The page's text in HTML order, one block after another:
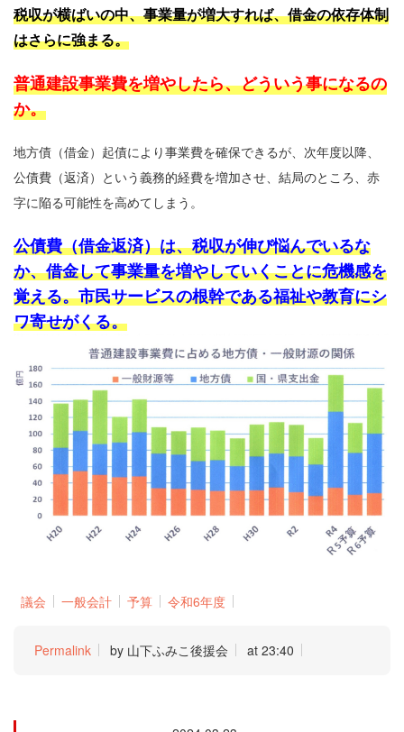
税収が横ばいの中、事業量が増大すれば、借金の依存体制
はさらに強まる。
普通建設事業費を増やしたら、どういう事になるの
か。
地方債（借金）起債により事業費を確保できるが、次年度以降、
公債費（返済）という義務的経費を増加させ、結局のところ、赤
字に陥る可能性を高めてしまう。
公債費（借金返済）は、税収が伸び悩んでいるな
か、借金して事業量を増やしていくことに危機感を
覚える。市民サービスの根幹である福祉や教育にシ
ワ寄せがくる。
議会 一般会計 予算 令和6年度
Permalink by 山下ふみこ後援会 at 23:40